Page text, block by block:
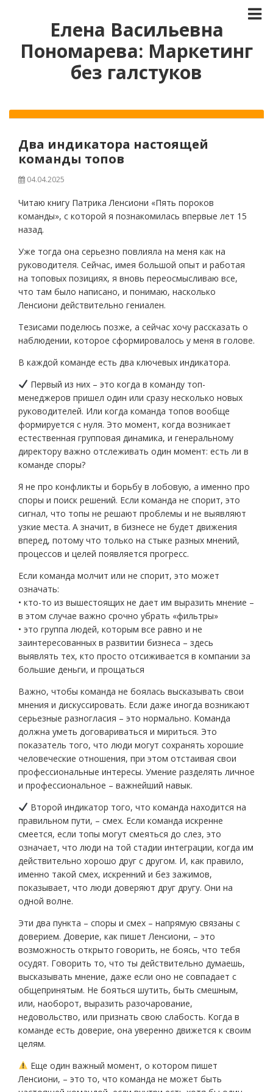
Елена Васильевна
Пономарева: Маркетинг
без галстуков
Два индикатора настоящей
команды топов
04.04.2025
Читаю книгу Патрика Ленсиони «Пять пороков
команды», с которой я познакомилась впервые лет 15
назад.
Уже тогда она серьезно повлияла на меня как на
руководителя. Сейчас, имея большой опыт и работая
на топовых позициях, я вновь переосмысливаю все,
что там было написано, и понимаю, насколько
Ленсиони действительно гениален.
Тезисами поделюсь позже, а сейчас хочу рассказать о
наблюдении, которое сформировалось у меня в голове.
В каждой команде есть два ключевых индикатора.
Первый из них – это когда в команду топ-
менеджеров пришел один или сразу несколько новых
руководителей. Или когда команда топов вообще
формируется с нуля. Это момент, когда возникает
естественная групповая динамика, и генеральному
директору важно отслеживать один момент: есть ли в
команде споры?
Я не про конфликты и борьбу в лобовую, а именно про
споры и поиск решений. Если команда не спорит, это
сигнал, что топы не решают проблемы и не выявляют
узкие места. А значит, в бизнесе не будет движения
вперед, потому что только на стыке разных мнений,
процессов и целей появляется прогресс.
Если команда молчит или не спорит, это может
означать:
• кто-то из вышестоящих не дает им выразить мнение –
в этом случае важно срочно убрать «фильтры»
• это группа людей, которым все равно и не
заинтересованных в развитии бизнеса – здесь
выявлять тех, кто просто отсиживается в компании за
большие деньги, и прощаться
Важно, чтобы команда не боялась высказывать свои
мнения и дискуссировать. Если даже иногда возникают
серьезные разногласия – это нормально. Команда
должна уметь договариваться и мириться. Это
показатель того, что люди могут сохранять хорошие
человеческие отношения, при этом отстаивая свои
профессиональные интересы. Умение разделять личное
и профессиональное – важнейший навык.
Второй индикатор того, что команда находится на
правильном пути, – смех. Если команда искренне
смеется, если топы могут смеяться до слез, это
означает, что люди на той стадии интеграции, когда им
действительно хорошо друг с другом. И, как правило,
именно такой смех, искренний и без зажимов,
показывает, что люди доверяют друг другу. Они на
одной волне.
Эти два пункта – споры и смех – напрямую связаны с
доверием. Доверие, как пишет Ленсиони, – это
возможность открыто говорить, не боясь, что тебя
осудят. Говорить то, что ты действительно думаешь,
высказывать мнение, даже если оно не совпадает с
общепринятым. Не бояться шутить, быть смешным,
или, наоборот, выразить разочарование,
недовольство, или признать свою слабость. Когда в
команде есть доверие, она уверенно движется к своим
целям.
Еще один важный момент, о котором пишет
Ленсиони, – это то, что команда не может быть